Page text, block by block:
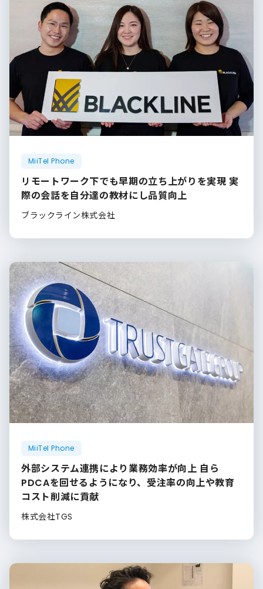
MiiTel Phone
リモートワーク下でも早期の立ち上がりを実現 実
際の会話を自分達の教材にし品質向上
ブラックライン株式会社
MiiTel Phone
外部システム連携により業務効率が向上 自ら
PDCAを回せるようになり、受注率の向上や教育
コスト削減に貢献
株式会社TGS